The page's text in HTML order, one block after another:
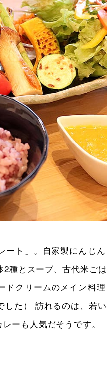
ト」。自家製にんじ
種とスープ、古代米ご
ドクリームのメイン料
た） 訪れるのは、若
ーも人気だそうです。